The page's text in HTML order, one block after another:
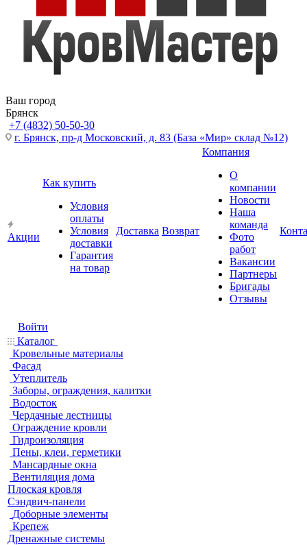
Ваш город
Брянск
+7 (4832) 50-50-30
г. Брянск, пр-д Московский, д. 83 (База «Мир» склад №12)
Акции
Как купить
Условия
оплаты
Условия
доставки
Гарантия
на товар
Доставка Возврат
Компания
О
компании
Новости
Наша
команда
Фото
работ
Вакансии
Партнеры
Бригады
Отзывы
Войти
Каталог
Кровельные материалы
Фасад
Утеплитель
Заборы, ограждения, калитки
Водосток
Чердачные лестницы
Ограждение кровли
Гидроизоляция
Пены, клеи, герметики
Мансардные окна
Вентиляция дома
Плоская кровля
Сэндвич-панели
Доборные элементы
Крепеж
Дренажные системы